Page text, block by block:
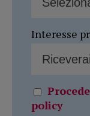
Interesse
policy